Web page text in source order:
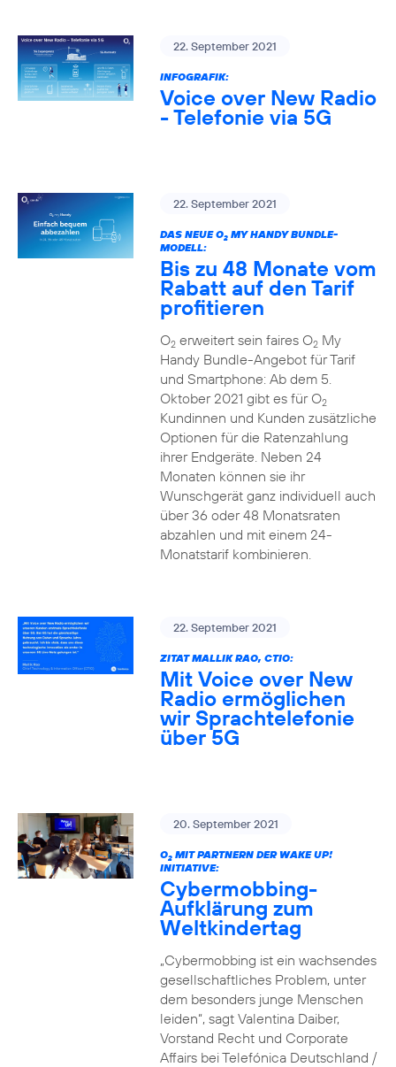
22. September 2021
INFOGRAFIK:
Voice over New Radio
- Telefonie via 5G
22. September 2021
DAS NEUE O2MY HANDY BUNDLE-
MODELL:
Bis zu 48 Monate vom
Rabatt auf den Tarif
profitieren
O2erweitert sein faires O2My
Handy Bundle-Angebot für Tarif
und Smartphone: Ab dem 5.
Oktober 2021 gibt es für O2
Kundinnen und Kunden zusätzliche
Optionen für die Ratenzahlung
ihrer Endgeräte. Neben 24
Monaten können sie ihr
Wunschgerät ganz individuell auch
über 36 oder 48 Monatsraten
abzahlen und mit einem 24-
Monatstarif kombinieren.
22. September 2021
ZITAT MALLIK RAO, CTIO:
Mit Voice over New
Radio ermöglichen
wir Sprachtelefonie
über 5G
20. September 2021
O2MIT PARTNERN DER WAKE UP!
INITIATIVE:
Cybermobbing-
Aufklärung zum
Weltkindertag
„Cybermobbing ist ein wachsendes
gesellschaftliches Problem, unter
dem besonders junge Menschen
leiden“, sagt Valentina Daiber,
Vorstand Recht und Corporate
Affairs bei Telefónica Deutschland /